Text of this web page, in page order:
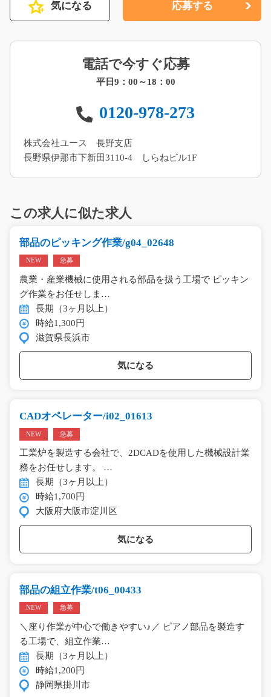
気になる 応募する
電話で今すぐ応募
平日9：00～18：00
0120-978-273
株式会社ユース 長野支店
長野県伊那市下新田3110-4 しらねビル1F
この求人に似た求人
部品のピッキング作業/g04_02648
NEW 急募
農業・産業機械に使用される部品を扱う工場で ピッキン
グ作業をお任せしま…
長期（3ヶ月以上）
時給1,300円
滋賀県長浜市
気になる
CADオペレーター/i02_01613
NEW 急募
工業炉を製造する会社で、2DCADを使用した機械設計業
務をお任せします。 …
長期（3ヶ月以上）
時給1,700円
大阪府大阪市淀川区
気になる
部品の組立作業/t06_00433
NEW 急募
＼座り作業が中心で働きやすい♪／ ピアノ部品を製造す
る工場で、組立作業…
長期（3ヶ月以上）
時給1,200円
静岡県掛川市